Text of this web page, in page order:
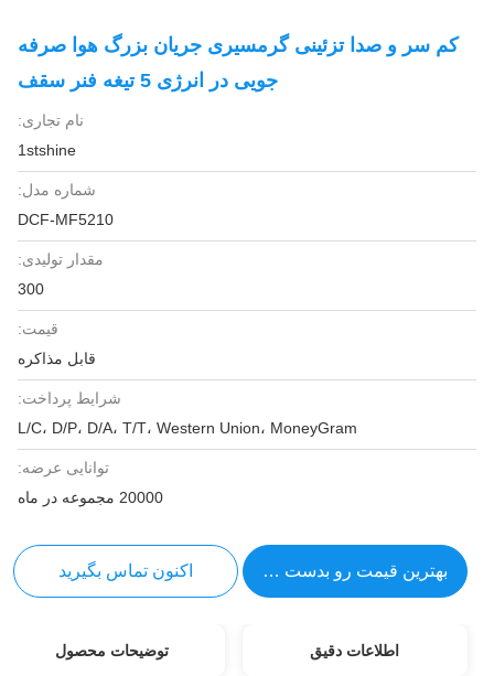
کم سر و صدا تزئینی گرمسیری جریان بزرگ هوا صرفه
جویی در انرژی 5 تیغه فنر سقف
نام تجاری:
1stshine
شماره مدل:
DCF-MF5210
مقدار تولیدی:
300
قیمت:
قابل مذاکره
شرایط پرداخت:
L/C، D/P، D/A، T/T، Western Union، MoneyGram
توانایی عرضه:
20000 مجموعه در ماه
بهترین قیمت رو بدست بیار اکنون تماس بگیرید
اطلاعات دقیق توضیحات محصول